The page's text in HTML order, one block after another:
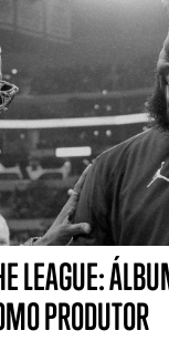
LEAGUE:
PRODUTOR